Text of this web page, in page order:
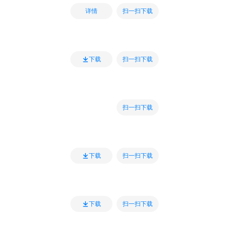
详情 扫一扫下载
下载 扫一扫下载
扫一扫下载
下载 扫一扫下载
下载 扫一扫下载